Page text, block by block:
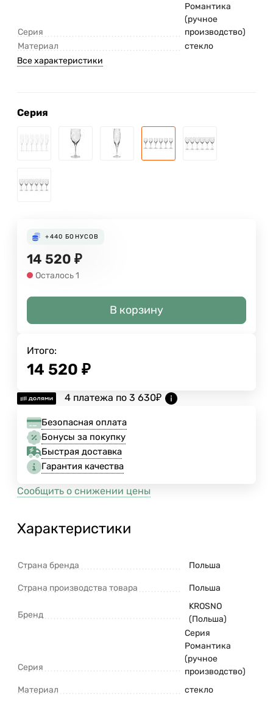
Серия
Романтика
(ручное
производство)
Материал
стекло
Все характеристики
Серия
+440 БОНУСОВ
14 520 ₽
Осталось 1
В корзину
Итого:
14 520 ₽
4 платежа по 3 630₽
Безопасная оплата
Бонусы за покупку
Быстрая доставка
Гарантия качества
Сообщить о снижении цены
Характеристики
Страна бренда Польша
Страна производства товара Польша
Бренд
KROSNO
(Польша)
Серия
Серия
Романтика
(ручное
производство)
Материал
стекло